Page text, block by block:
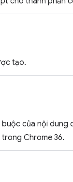
tạo.
của nội
Chrome 36.